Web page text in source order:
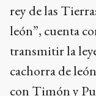
rey de las
león”, cuenta
transmitir la
cachorra de
con Timón y